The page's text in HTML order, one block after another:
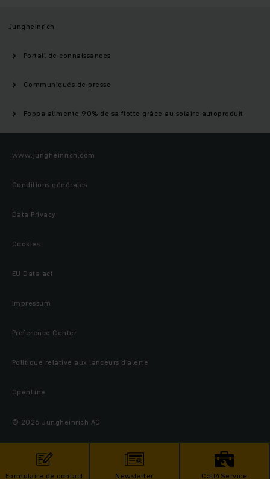
Formulaire de contact Newsletter Call4Service
Jungheinrich
Portail de connaissances
Communiqués de presse
Foppa alimente 90% de sa flotte grâce au solaire autoproduit
www.jungheinrich.com
Conditions générales
Data Privacy
Cookies
EU Data act
Impressum
Preference Center
Politique relative aux lanceurs d’alerte
OpenLine
© 2026 Jungheinrich AG